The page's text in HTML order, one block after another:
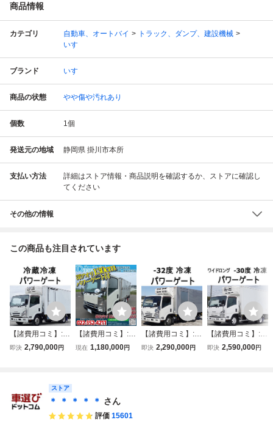
商品情報
カテゴリ 自動車、オートバイ
トラック、ダンプ、建設機械
いすゞ
ブランド いすゞ
商品の状態 やや傷や汚れあり
個数 1個
発送元の地域 静岡県 掛川市本所
支払い方法
詳細はストア情報・商品説明を確認するか、ストアに確認し
てください
その他の情報
この商品も注目されています
【諸費用コミ】:平
成29年 いすゞ エ
即決 2,790,000円
【諸費用コミ】:☆
車検1年付☆ 平成
ター 2t
現在 1,180,000円
【諸費用コミ】:平
成28年 いすゞ エ
即決 2,290,000円
【諸費用コミ】:平
成31年 いすゞ エ
即決 2,590,000円
ストア
＊ ＊ ＊ ＊ ＊ さん
評価 15601